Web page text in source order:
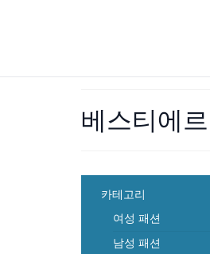
베스티에
카테고리
여성 패션
남성 패션